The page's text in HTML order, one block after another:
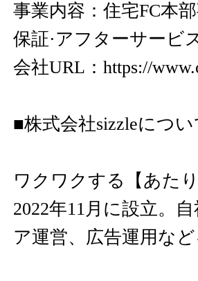
事業内容：住宅FC本
保証·アフターサービ
会社URL： https://
■株式会社sizzleについ
ワクワクする【あた
2022年11月に設立。
ア運営、広告運用な